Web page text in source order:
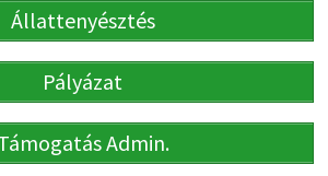
Állattenyésztés
Pályázat
Admin.